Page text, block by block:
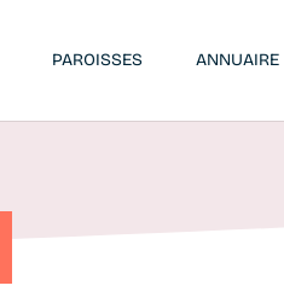
PAROISSES ANNUAIRE